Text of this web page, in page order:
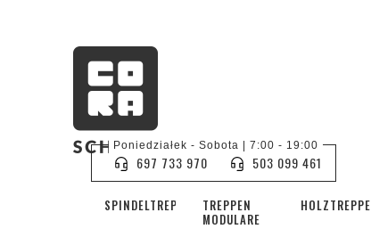
SPINDELTREPPE
TREPPEN
MODULARE
HOLZTREPPEN
Poniedziałek - Sobota | 7:00 - 19:00
697 733 970 503 099 461